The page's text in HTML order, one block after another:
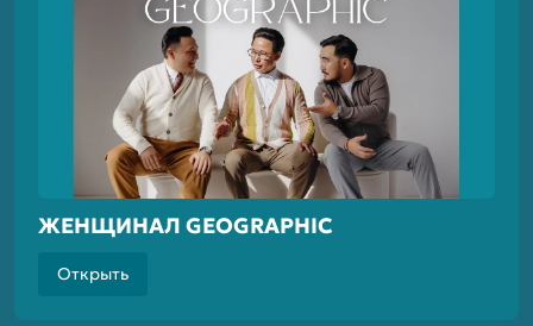
ЖЕНЩИНАЛ GEOGRAPHIC
Открыть